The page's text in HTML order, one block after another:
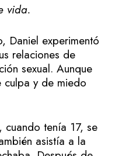
vida.
Daniel experimentó
relaciones de
sexual. Aunque
y de miedo
cuando tenía 17, se
asistía a la